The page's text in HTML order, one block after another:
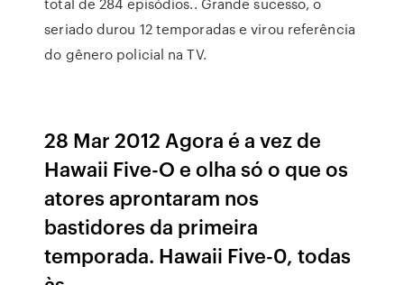
seriado durou 12 temporadas e virou referência
do gênero policial na TV.
28 Mar 2012 Agora é a vez de
Hawaii Five-O e olha só o que os
atores aprontaram nos
bastidores da primeira
temporada. Hawaii Five-0, todas